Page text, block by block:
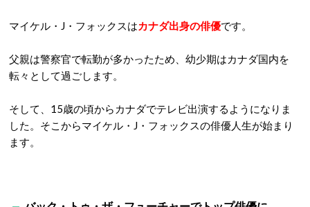
マイケル・J・フォックスはカナダ出身の俳優です。
父親は警察官で転勤が多かったため、幼少期はカナダ国内を
転々として過ごします。
そして、15歳の頃からカナダでテレビ出演するようになりま
した。そこからマイケル・J・フォックスの俳優人生が始まり
ます。